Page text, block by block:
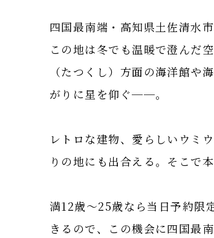
四国最南端・高知県土佐清水
この地は冬でも温暖で澄んだ
（たつくし）方面の海洋館や
がりに星を仰ぐ──。
レトロな建物、愛らしいウミ
りの地にも出合える。そこで
満12歳〜25歳なら当日予約限
きるので、この機会に四国最